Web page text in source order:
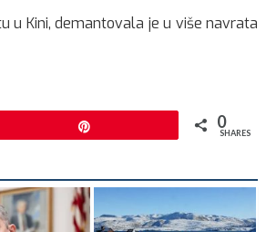
u Kini, demantovala je u više navrata
0
SHARES